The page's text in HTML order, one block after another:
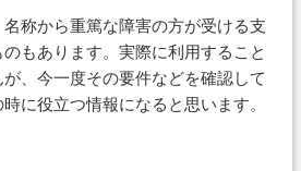
称から重篤な障害の方が受ける支
もあります。実際に利用すること
、今一度その要件などを確認して
に役立つ情報になると思います。